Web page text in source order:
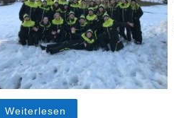
Weiterlesen